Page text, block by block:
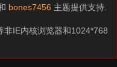
bones7456 主题提供支持.
非IE内核浏览器和1024*768